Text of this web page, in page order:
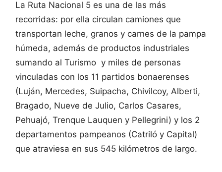
La Ruta Nacional 5 es una de las más
recorridas: por ella circulan camiones que
transportan leche, granos y carnes de la pampa
húmeda, además de productos industriales
sumando al Turismo y miles de personas
vinculadas con los 11 partidos bonaerenses
(Luján, Mercedes, Suipacha, Chivilcoy, Alberti,
Bragado, Nueve de Julio, Carlos Casares,
Pehuajó, Trenque Lauquen y Pellegrini) y los 2
departamentos pampeanos (Catriló y Capital)
que atraviesa en sus 545 kilómetros de largo.